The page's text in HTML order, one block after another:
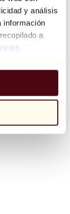
y análisis
información
a